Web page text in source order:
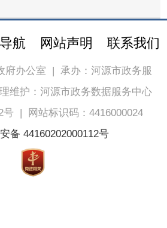
航 网站声明 联系我们
府办公室 | 承办：河源市政务服
维护：河源市政务数据服务中心
号|
网站标识码：4416000024
备 44160202000112号